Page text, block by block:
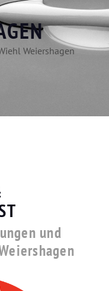
Weiershagen
und